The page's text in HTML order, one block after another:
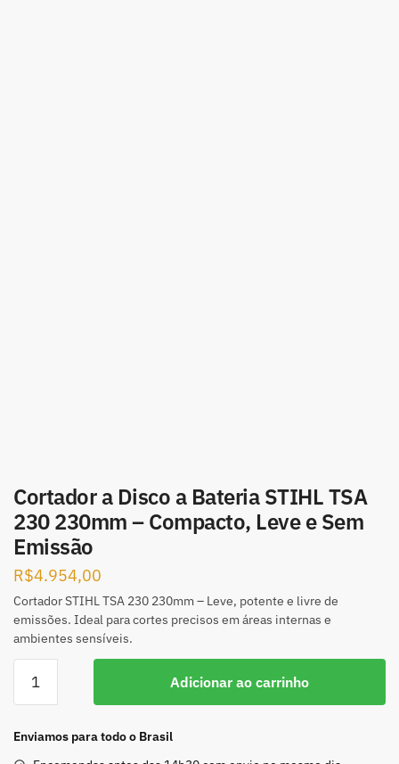
Cortador a Disco a Bateria STIHL TSA
230 230mm – Compacto, Leve e Sem
Emissão
R$4.954,00
Cortador STIHL TSA 230 230mm – Leve, potente e livre de
emissões. Ideal para cortes precisos em áreas internas e
ambientes sensíveis.
Adicionar ao carrinho
Enviamos para todo o Brasil